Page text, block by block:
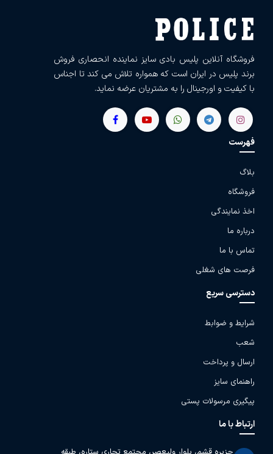
فروشگاه آنلاین پلیس بادی سایز نماینده انحصاری فروش
برند پلیس در ایران است که همواره تلاش می کند تا اجناس
با کیفیت و اورجینال را به مشتریان عرضه نماید.
فهرست
بلاگ
فروشگاه
اخذ نمایندگی
درباره ما
تماس با ما
فرصت های شغلی
دسترسی سریع
شرایط و ضوابط
شعب
ارسال و پرداخت
راهنمای سایز
پیگیری مرسولات پستی
ارتباط با ما